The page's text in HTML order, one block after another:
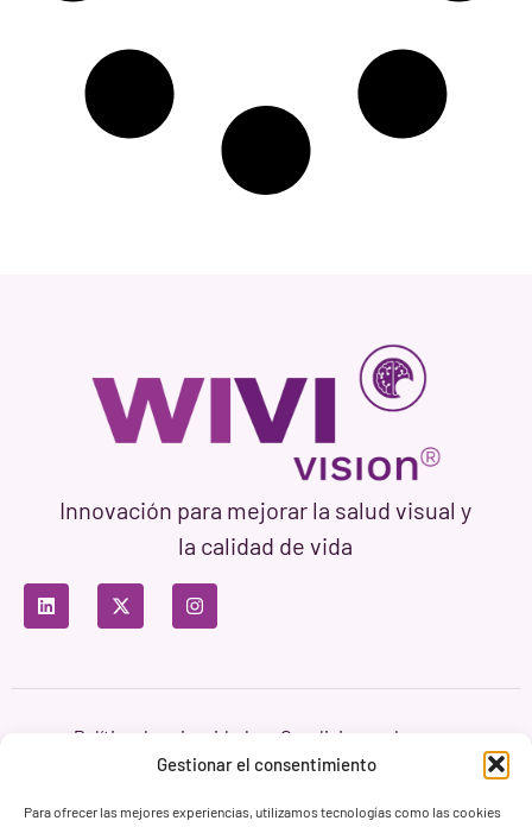
Gestionar el consentimiento
Para ofrecer las mejores experiencias, utilizamos tecnologías como las cookies
Innovación para mejorar la salud visual y
la calidad de vida
Política de privacidad
Condiciones de uso
Política de cookies